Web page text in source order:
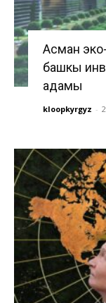
Асман
башкы
адамы
kloopkyrgyz -